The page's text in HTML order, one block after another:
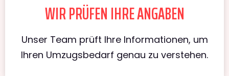
WIR PRÜFEN IHRE ANGABEN
Unser Team prüft Ihre Informationen, um
Ihren Umzugsbedarf genau zu verstehen.